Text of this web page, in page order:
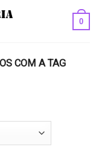
0
COM A TAG